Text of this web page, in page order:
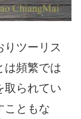
りツーリス
は頻繁では
取られてい
こともな